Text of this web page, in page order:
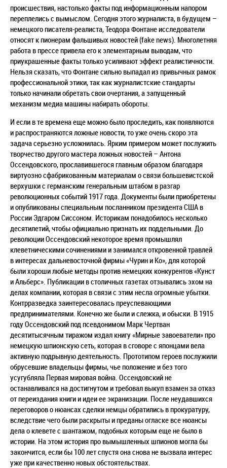
происшествия, настолько факты под информационным напором
переплелись с вымыслом. Сегодня этого журналиста, в будущем –
немецкого писателя-реалиста, Теодора Фонтане исследователи
относят к пионерам фальшивых новостей (fake news). Многолетняя
работа в прессе привела его к элементарным выводам, что
приукрашенные факты только усиливают эффект реалистичности.
Нельзя сказать, что Фонтане сильно выпадал из привычных рамок
профессиональной этики, так как журналистские стандарты
только начинали обретать свои очертания, а запущенный
механизм медиа машины набирать обороты.
И если в те времена еще можно было проследить, как появляются
и распространяются ложные новости, то уже очень скоро эта
задача серьезно усложнилась. Ярким примером может послужить
творчество другого мастера ложных новостей – Антона
Оссендовского, прославившегося главным образом благодаря
виртуозно сфабрикованным материалам о связи большевистской
верхушки с германским генеральным штабом в разгар
революционных событий 1917 года. Документы были приобретены
и опубликованы специальным посланником президента США в
России Эдгаром Сиссоном. Историкам понадобилось несколько
десятилетий, чтобы официально признать их поддельными. До
революции Оссендовский некоторое время промышлял
клеветническими сочинениями и занимался откровенной травлей
в интересах дальневосточной фирмы «Чурин и Ко», для которой
были хороши любые методы против немецких конкурентов «Кунст
и Альберс». Публикации в столичных газетах отзывались эхом на
делах компании, которая в связи с этим несла огромные убытки.
Контрразведка заинтересовалась преуспевающими
предпринимателями. Конечно же были и слежка, и обыски. В 1915
году Оссендовский под псевдонимом Марк Чертван
десятитысячным тиражом издал книгу «Мирные завоеватели» про
немецкую шпионскую сеть, которая в сговоре с японцами вела
активную подрывную деятельность. Прототипом героев послужили
обрусевшие владельцы фирмы, чье положение и без того
усугубляла Первая мировая война. Оссендовский не
останавливался на достигнутом и требовал выкуп взамен за отказ
от переиздания книги и идеи ее экранизации. После неудавшихся
переговоров о нюансах сделки немцы обратились в прокуратуру,
вследствие чего были раскрыты и преданы огласке все нюансы
дела о клевете с шантажом, подобных которым еще не было в
истории. На этом история про вымышленных шпионов могла бы
закончится, если бы 100 лет спустя она снова не вызвала интерес
уже при качественно новых обстоятельствах.